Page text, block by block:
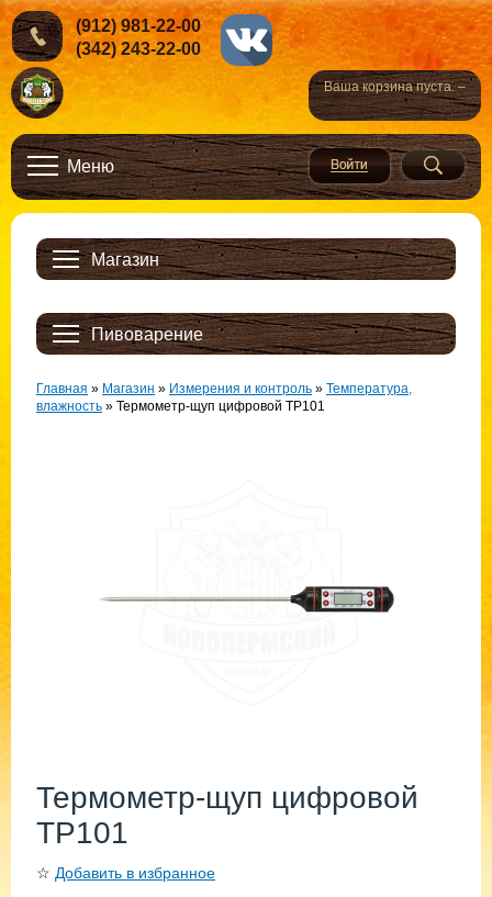
Ваша корзина пуста. –
(912) 981-22-00
(342) 243-22-00
Меню
Магазин
Пивоварение
Главная » Магазин » Измерения и контроль » Температура,
влажность » Термометр-щуп цифровой ТР101
Термометр-щуп цифровой
ТР101
☆ Добавить в избранное